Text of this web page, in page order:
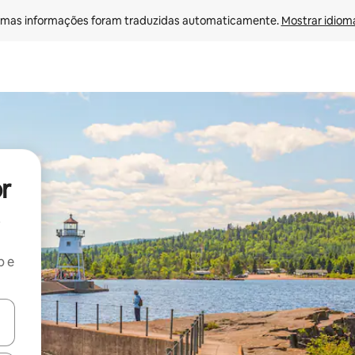
informações foram traduzidas automaticamente. Mostrar
e
os usando as seta para cima e para baixo do teclado ou tocando